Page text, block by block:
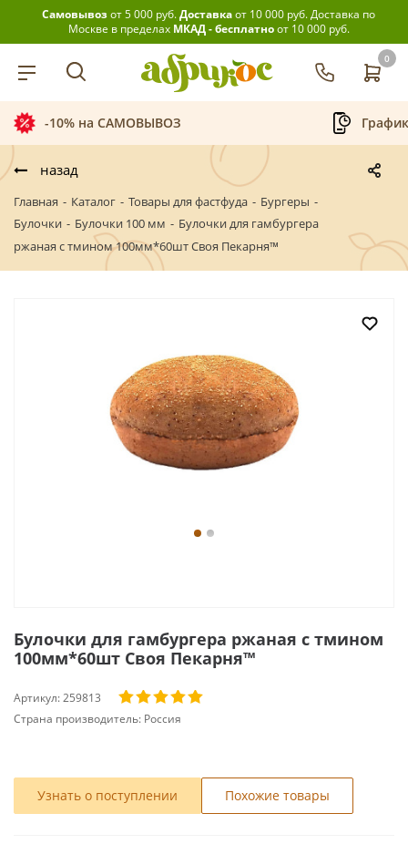
Самовывозот 5 000 руб.Доставкаот 10 000 руб.Доставка по
Москве в пределах МКАД - бесплатноот 10 000 руб.
0
График приёма заказов
назад
Главная - Каталог - Товары для фастфуда - Бургеры -
Булочки - Булочки 100 мм - Булочки для гамбургера
ржаная с тмином 100мм*60шт Своя Пекарня™
Булочки для гамбургера ржаная с тмином
100мм*60шт Своя Пекарня™
Артикул:259813
Страна производитель: Россия
Узнать о поступлении Похожие товары